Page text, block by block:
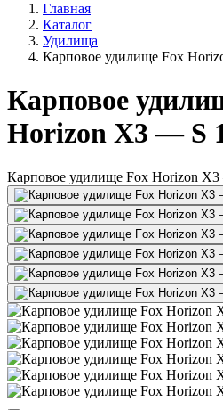
Главная
Каталог
Удилища
Карповое удилище Fox
Карповое
Horizon X3 — S
Карповое удилище Fox Horizon